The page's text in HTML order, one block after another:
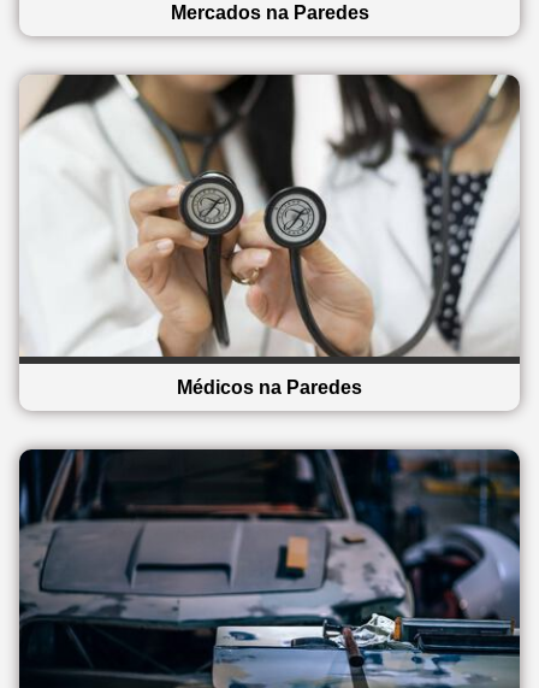
Mercados na Paredes
Médicos na Paredes